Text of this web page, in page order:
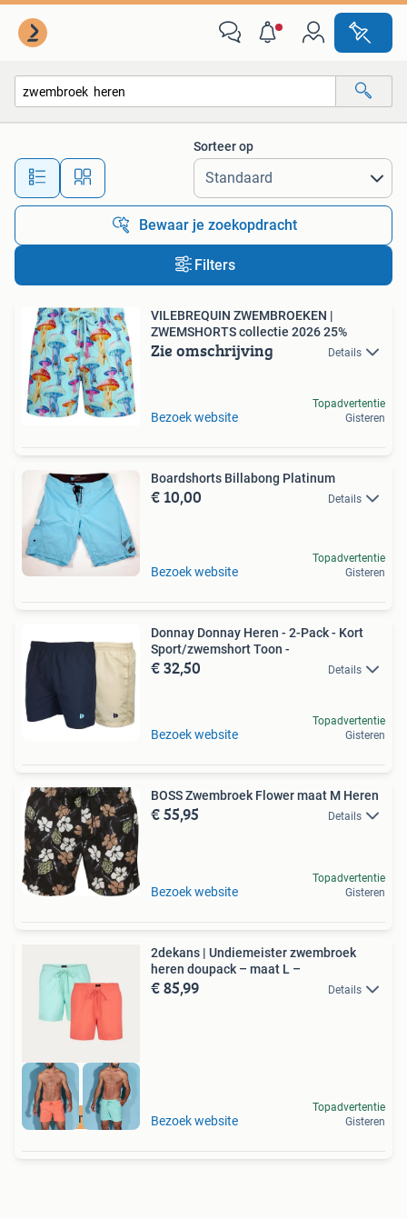
Alle afstanden…
Sorteer op
Bewaar je zoekopdracht
Filters
VILEBREQUIN ZWEMBROEKEN |
ZWEMSHORTS collectie 2026 25%
Zie omschrijving Details
Bezoek website
Topadvertentie
Gisteren
Boardshorts Billabong Platinum
€ 10,00 Details
Bezoek website
Topadvertentie
Gisteren
Donnay Donnay Heren - 2-Pack - Kort
Sport/zwemshort Toon -
€ 32,50 Details
Bezoek website
Topadvertentie
Gisteren
BOSS Zwembroek Flower maat M Heren
€ 55,95 Details
Bezoek website
Topadvertentie
Gisteren
Duurzame Deal
2dekans | Undiemeister zwembroek
heren doupack – maat L –
€ 85,99 Details
Bezoek website
Topadvertentie
Gisteren